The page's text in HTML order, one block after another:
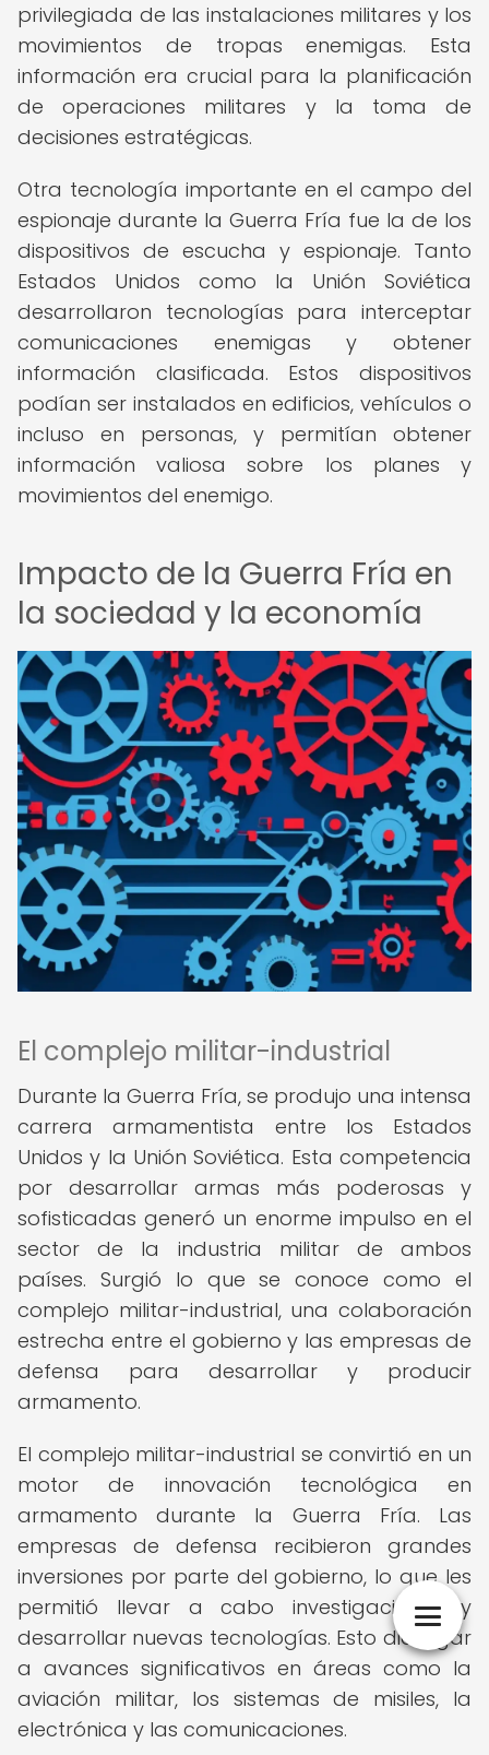
privilegiada de las instalaciones militares y los
movimientos de tropas enemigas. Esta
información era crucial para la planificación
de operaciones militares y la toma de
decisiones estratégicas.
Otra tecnología importante en el campo del
espionaje durante la Guerra Fría fue la de los
dispositivos de escucha y espionaje. Tanto
Estados Unidos como la Unión Soviética
desarrollaron tecnologías para interceptar
comunicaciones enemigas y obtener
información clasificada. Estos dispositivos
podían ser instalados en edificios, vehículos o
incluso en personas, y permitían obtener
información valiosa sobre los planes y
movimientos del enemigo.
Impacto de la Guerra Fría en
la sociedad y la economía
El complejo militar-industrial
Durante la Guerra Fría, se produjo una intensa
carrera armamentista entre los Estados
Unidos y la Unión Soviética. Esta competencia
por desarrollar armas más poderosas y
sofisticadas generó un enorme impulso en el
sector de la industria militar de ambos
países. Surgió lo que se conoce como el
complejo militar-industrial, una colaboración
estrecha entre el gobierno y las empresas de
defensa para desarrollar y producir
armamento.
El complejo militar-industrial se convirtió en un
motor de innovación tecnológica en
armamento durante la Guerra Fría. Las
empresas de defensa recibieron grandes
inversiones por parte del gobierno, lo que les
permitió llevar a cabo investigaciones y
desarrollar nuevas tecnologías. Esto dio lugar
a avances significativos en áreas como la
aviación militar, los sistemas de misiles, la
electrónica y las comunicaciones.